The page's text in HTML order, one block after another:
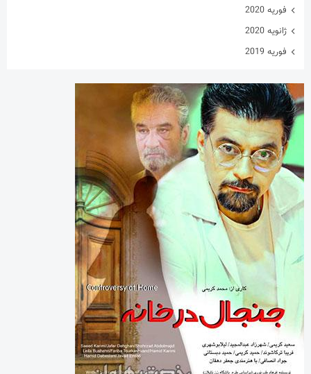
فوریه 2020
ژانویه 2020
فوریه 2019